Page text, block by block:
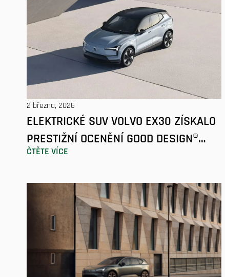
2 března, 2026
ELEKTRICKÉ SUV VOLVO EX30 ZÍSKALO
PRESTIŽNÍ OCENĚNÍ GOOD DESIGN®
AWARD 2025
ČTĚTE VÍCE